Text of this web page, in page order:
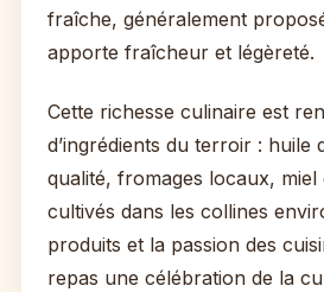
fraîche, généralement
apporte fraîcheur et légèreté.
Cette richesse culinaire est
d’ingrédients du terroir : huile
qualité, fromages locaux, miel
cultivés dans les collines
produits et la passion des
repas une célébration de la